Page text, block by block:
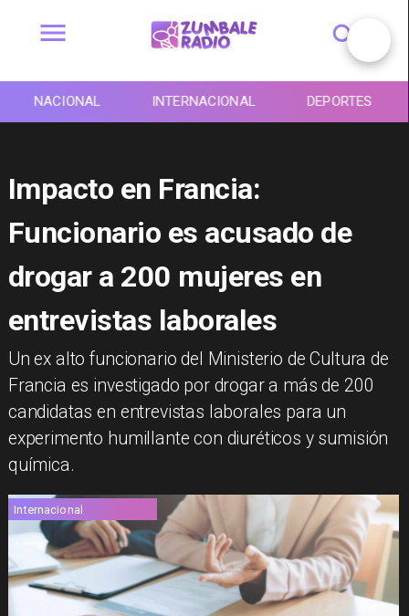
NACIONAL INTERNACIONAL DEPORTES
Impacto en Francia:
Funcionario es acusado de
drogar a 200 mujeres en
entrevistas laborales
Un ex alto funcionario del Ministerio de Cultura de
Francia es investigado por drogar a más de 200
candidatas en entrevistas laborales para un
experimento humillante con diuréticos y sumisión
química.
Internacional